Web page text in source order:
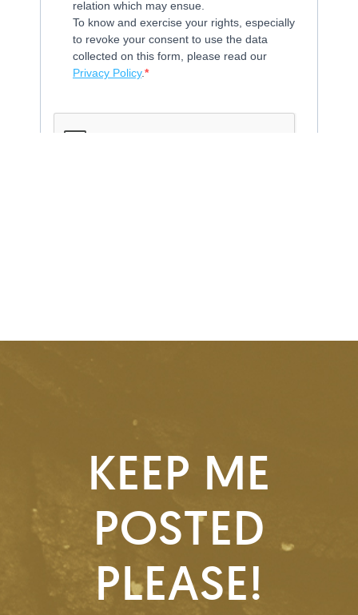
KEEP ME
POSTED
PLEASE!